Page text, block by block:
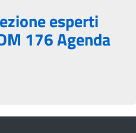
esperti
176 Agenda